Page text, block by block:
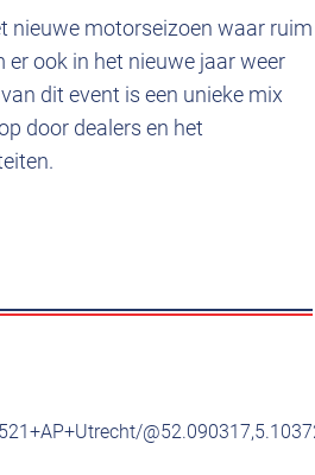
nieuwe motorseizoen waar ruim
ook in het nieuwe jaar weer
dit event is een unieke mix
door dealers en het